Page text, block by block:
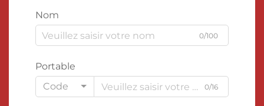
Nom
0/100
Portable
Code
0/16